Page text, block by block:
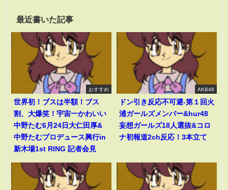
最近書いた記事
おすすめ
世界初！ブスは半額！ブス
割、大爆笑！宇宙一かわいい
中野たむ6月24日大仁田厚&
中野たむプロデュース興行in
新木場1st RING 記者会見
AKB48
ドン引き反応不可避-第１回火
浦ガールズメンバー&hur48
妄想ガールズ18人選抜&コロ
ナ初報道2ch反応！3本立て